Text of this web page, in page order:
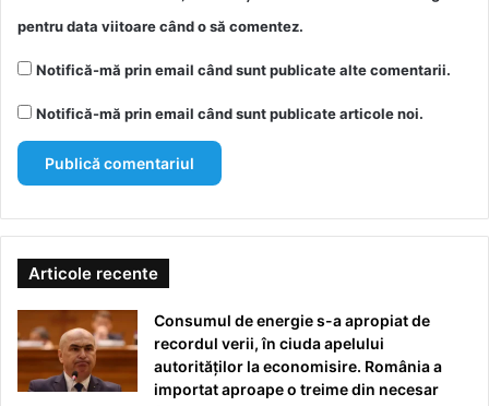
pentru data viitoare când o să comentez.
Notifică-mă prin email când sunt publicate alte comentarii.
Notifică-mă prin email când sunt publicate articole noi.
Articole recente
Consumul de energie s-a apropiat de
recordul verii, în ciuda apelului
autorităților la economisire. România a
importat aproape o treime din necesar